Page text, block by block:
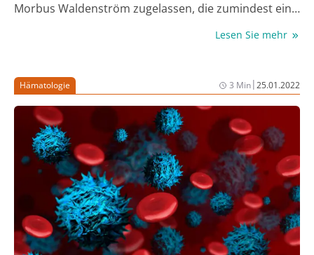
Morbus Waldenström zugelassen, die zumindest eine
Chemoimmuntherapie in Frage kommt. Basis für die
mit Zanubrutinib im Vergleich zu Ibrutinib mehr tiefe
Remissionen sowie ein vorteilhafteres
Sicherheitsprofil zeigten. Außerdem sprachen auch
Patient:innen mit MYD88-Wildtyp auf Zanubrutinib an,
die auf Ibrutinib nur schlecht ansprechen.
Lesen Sie mehr
Hämatologie 3 Min|25.01.2022